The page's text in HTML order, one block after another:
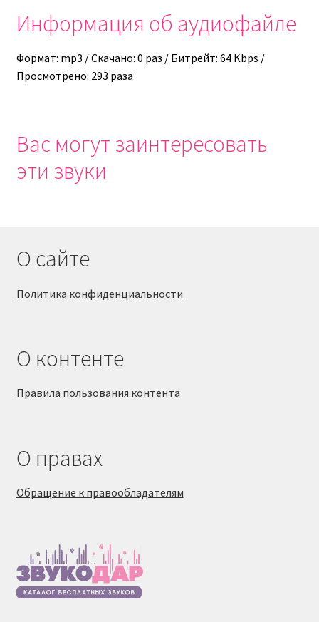
Информация об аудиофайле
Формат: mp3 / Скачано: 0 раз / Битрейт: 64 Kbps /
Просмотрено: 293 раза
Вас могут заинтересовать
эти звуки
О сайте
Политика конфиденциальности
О контенте
Правила пользования контента
О правах
Обращение к правообладателям